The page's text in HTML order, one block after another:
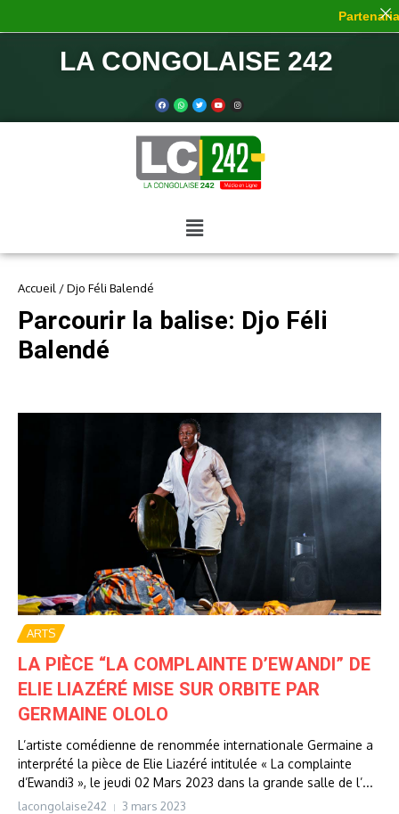
LA CONGOLAISE 242
Accueil /Djo Féli Balendé
Parcourir la balise: Djo Féli
Balendé
ARTS
LA PIÈCE “LA COMPLAINTE D’EWANDI” DE
ELIE LIAZÉRÉ MISE SUR ORBITE PAR
GERMAINE OLOLO
L’artiste comédienne de renommée internationale Germaine a
interprété la pièce de Elie Liazéré intitulée « La complainte
d’Ewandi3 », le jeudi 02 Mars 2023 dans la grande salle de l’...
lacongolaise242 3 mars 2023